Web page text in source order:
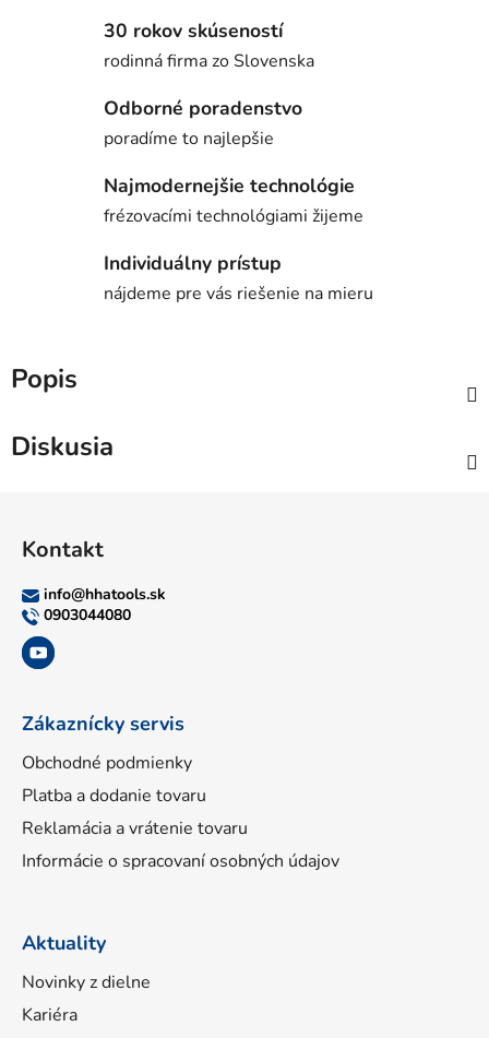
30 rokov skúseností
rodinná firma zo Slovenska
Odborné poradenstvo
poradíme to najlepšie
Najmodernejšie technológie
frézovacími technológiami žijeme
Individuálny prístup
nájdeme pre vás riešenie na mieru
Popis
Diskusia
Kontakt
info@hhatools.sk
0903044080
Zákaznícky servis
Obchodné podmienky
Platba a dodanie tovaru
Reklamácia a vrátenie tovaru
Informácie o spracovaní osobných údajov
Aktuality
Novinky z dielne
Kariéra